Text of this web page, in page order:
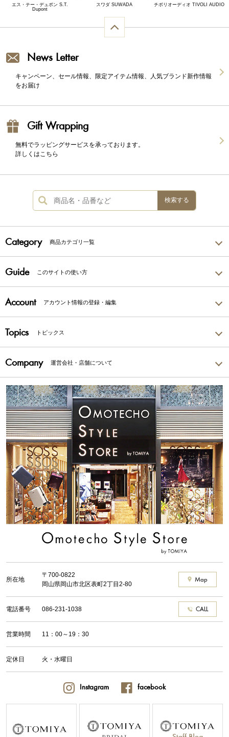
エス・テー・デュポン S.T.
Dupont
スワダ SUWADA チボリオーディオ TIVOLI AUDIO
News Letter
キャンペーン、セール情報、限定アイテム情報、人気ブランド新作情報
をお届け
Gift Wrapping
無料でラッピングサービスを承っております。
詳しくはこちら
検索する
Category 商品カテゴリ一覧
Guide このサイトの使い方
Account アカウント情報の登録・編集
Topics トピックス
Company 運営会社・店舗について
所在地
〒700-0822
岡山県岡山市北区表町2丁目2-80
Map
電話番号 086-231-1038 CALL
営業時間 11：00～19：30
定休日 火・水曜日
Instagram facebook